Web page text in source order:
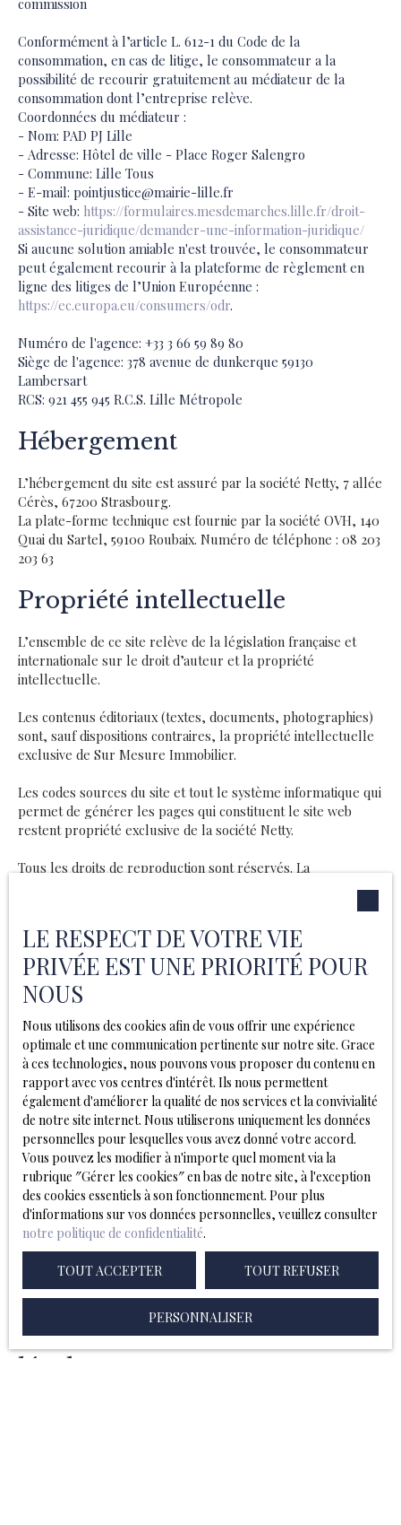
commission
Conformément à l’article L. 612-1 du Code de la
consommation, en cas de litige, le consommateur a la
possibilité de recourir gratuitement au médiateur de la
consommation dont l’entreprise relève.
Coordonnées du médiateur :
- Nom: PAD PJ Lille
- Adresse: Hôtel de ville - Place Roger Salengro
- Commune: Lille Tous
- E-mail: pointjustice@mairie-lille.fr
- Site web: https://formulaires.mesdemarches.lille.fr/droit-
assistance-juridique/demander-une-information-juridique/
Si aucune solution amiable n'est trouvée, le consommateur
peut également recourir à la plateforme de règlement en
ligne des litiges de l’Union Européenne :
https://ec.europa.eu/consumers/odr.
Numéro de l'agence: +33 3 66 59 89 80
Siège de l'agence: 378 avenue de dunkerque 59130
Lambersart
RCS: 921 455 945 R.C.S. Lille Métropole
Hébergement
L’hébergement du site est assuré par la société Netty, 7 allée
Cérès, 67200 Strasbourg.
La plate-forme technique est fournie par la société OVH, 140
Quai du Sartel, 59100 Roubaix. Numéro de téléphone : 08 203
203 63
Propriété intellectuelle
L’ensemble de ce site relève de la législation française et
internationale sur le droit d’auteur et la propriété
intellectuelle.
Les contenus éditoriaux (textes, documents, photographies)
sont, sauf dispositions contraires, la propriété intellectuelle
exclusive de Sur Mesure Immobilier.
Les codes sources du site et tout le système informatique qui
permet de générer les pages qui constituent le site web
restent propriété exclusive de la société Netty.
Tous les droits de reproduction sont réservés. La
reproduction ou représentation, intégrale ou partielle, de ce
expresse de la société Netty.
Liens externes
Le site peut contenir des liens hypertextes externes, pointant
vers d’autres sites internet indépendants. Ces liens ne
constituent, en aucun cas, une approbation ou un partenariat
entre Sur Mesure Immobilier et les sociétés éditrices des
sites externes. Dès lors, l’éditeur du présent site ne saurait
être tenu responsable de leurs contenus, leurs produits,
leurs publicités ou tous éléments ou services présentés. En
outre, l’éditeur du présent site ne garantit pas la qualité
permanente et continue du contenu de ces sites.
Force majeure
en cas de force majeure ou de faits indépendants de sa
volonté.
Modifications des mentions
légales
LE RESPECT DE VOTRE VIE
PRIVÉE EST UNE PRIORITÉ POUR
NOUS
Nous utilisons des cookies afin de vous offrir une expérience
optimale et une communication pertinente sur notre site. Grace
à ces technologies, nous pouvons vous proposer du contenu en
rapport avec vos centres d'intérêt. Ils nous permettent
également d'améliorer la qualité de nos services et la convivialité
de notre site internet. Nous utiliserons uniquement les données
personnelles pour lesquelles vous avez donné votre accord.
Vous pouvez les modifier à n'importe quel moment via la
rubrique ″Gérer les cookies″ en bas de notre site, à l'exception
des cookies essentiels à son fonctionnement. Pour plus
d'informations sur vos données personnelles, veuillez consulter
notre politique de confidentialité.
TOUT ACCEPTER TOUT REFUSER
PERSONNALISER